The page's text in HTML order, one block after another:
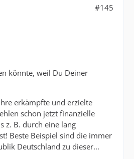
#145
könnte, weil Du Deiner
erkämpfte und erzielte
schon jetzt finanzielle
z. B. durch eine lang
Beste Beispiel sind die immer
Deutschland zu dieser...